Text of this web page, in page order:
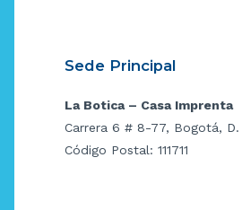
Sede Principal
La Botica – Casa Imprenta
Carrera 6 # 8-77, Bogotá, D.
Código Postal: 111711